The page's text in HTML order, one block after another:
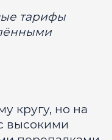
тарифы
кругу, но на
высокими